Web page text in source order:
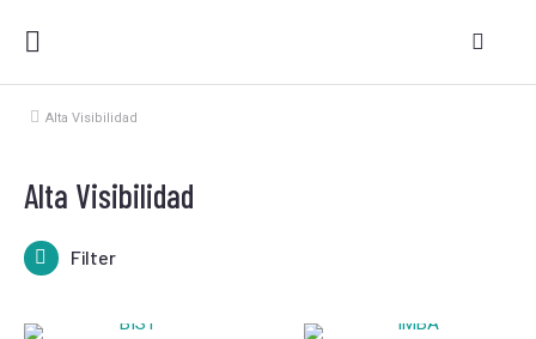
Alta Visibilidad
Filter
Estás aquí:
Alta Visibilidad